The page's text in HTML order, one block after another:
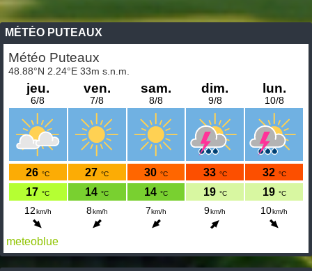
MÉTÉO PUTEAUX
meteoblue